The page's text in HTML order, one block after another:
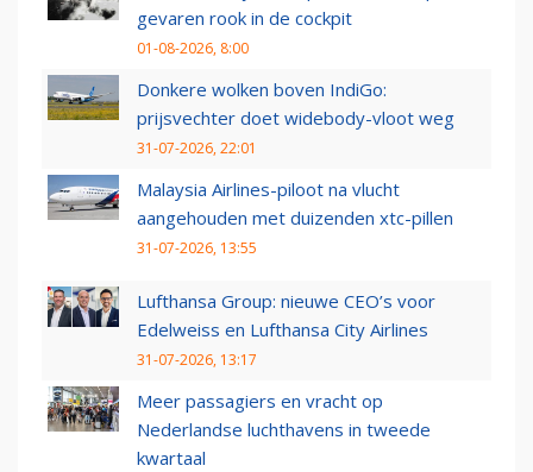
gevaren rook in de cockpit
01-08-2026, 8:00
Donkere wolken boven IndiGo:
prijsvechter doet widebody-vloot weg
31-07-2026, 22:01
Malaysia Airlines-piloot na vlucht
aangehouden met duizenden xtc-pillen
31-07-2026, 13:55
Lufthansa Group: nieuwe CEO’s voor
Edelweiss en Lufthansa City Airlines
31-07-2026, 13:17
Meer passagiers en vracht op
Nederlandse luchthavens in tweede
kwartaal